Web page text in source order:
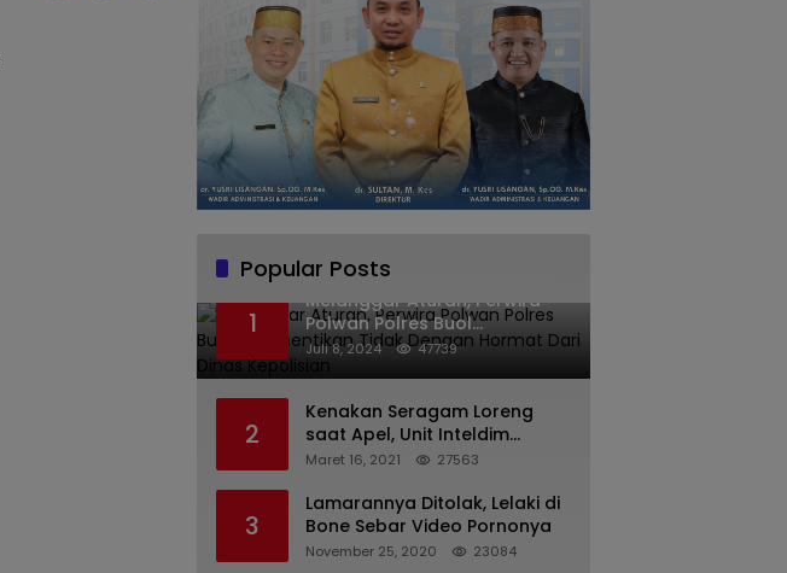
Popular Posts
1
Melanggar Aturan, Perwira
Polwan Polres Buol
Diberhentikan Tidak Dengan
Hormat Dari Dinas Kepolisian
Juli 8, 2024 47739
2
Kenakan Seragam Loreng
saat Apel, Unit Inteldim
1426/Takalar Datangi
Maret 16, 2021 27563
3
Lamarannya Ditolak, Lelaki di
Bone Sebar Video Pornonya
November 25, 2020 23084